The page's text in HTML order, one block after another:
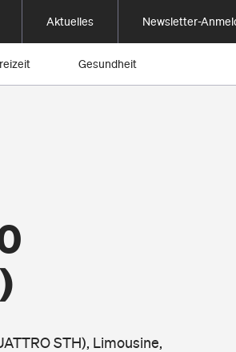
Aktuelles Newsletter-
Gesundheit
STH), Limousine,